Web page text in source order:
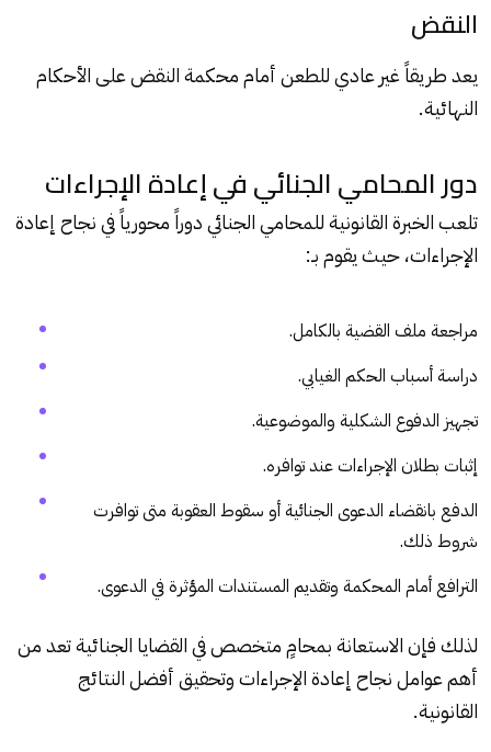
النقض
يعد طريقاً غير عادي للطعن أمام محكمة النقض على الأحكام
النهائية.
دور المحامي الجنائي في إعادة الإجراءات
تلعب الخبرة القانونية للمحامي الجنائي دوراً محورياً في نجاح إعادة
الإجراءات، حيث يقوم بـ:
مراجعة ملف القضية بالكامل.
دراسة أسباب الحكم الغيابي.
تجهيز الدفوع الشكلية والموضوعية.
إثبات بطلان الإجراءات عند توافره.
الدفع بانقضاء الدعوى الجنائية أو سقوط العقوبة متى توافرت
شروط ذلك.
الترافع أمام المحكمة وتقديم المستندات المؤثرة في الدعوى.
لذلك فإن الاستعانة بمحامٍ متخصص في القضايا الجنائية تعد من
أهم عوامل نجاح إعادة الإجراءات وتحقيق أفضل النتائج
القانونية.